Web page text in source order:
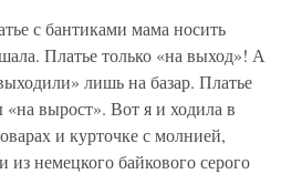
с бантиками мама носить
Платье только «на выход»! А
лишь на базар. Платье
вырост». Вот я и ходила в
и курточке с молнией,
немецкого байкового серого